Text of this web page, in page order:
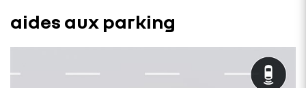
aides aux parking